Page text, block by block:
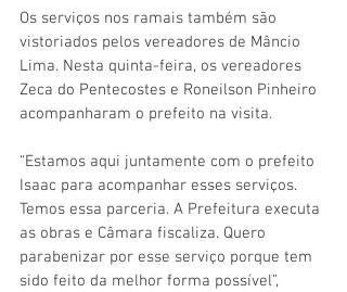
Os serviços nos ramais também são
vistoriados pelos vereadores de Mâncio
Lima. Nesta quinta-feira, os vereadores
Zeca do Pentecostes e Roneilson Pinheiro
acompanharam o prefeito na visita.
“Estamos aqui juntamente com o prefeito
Isaac para acompanhar esses serviços.
Temos essa parceria. A Prefeitura executa
as obras e Câmara fiscaliza. Quero
parabenizar por esse serviço porque tem
sido feito da melhor forma possível”,